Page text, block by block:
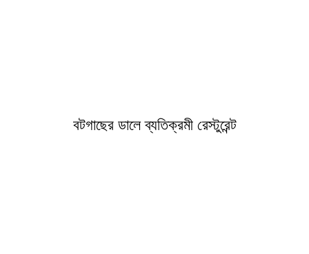
বটগাছের ডালে ব্যতিক্রমী রেস্টুরেন্ট